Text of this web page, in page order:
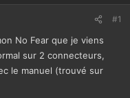
#1
No Fear que je viens
sur 2 connecteurs,
le manuel (trouvé sur